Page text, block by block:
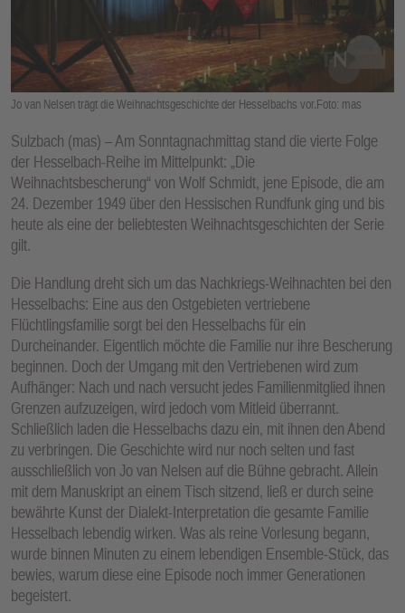
Jo van Nelsen trägt die Weihnachtsgeschichte der Hesselbachs vor.Foto: mas
Sulzbach (mas) – Am Sonntagnachmittag stand die vierte Folge
der Hesselbach-Reihe im Mittelpunkt: „Die
Weihnachtsbescherung“ von Wolf Schmidt, jene Episode, die am
24. Dezember 1949 über den Hessischen Rundfunk ging und bis
heute als eine der beliebtesten Weihnachtsgeschichten der Serie
gilt.
Die Handlung dreht sich um das Nachkriegs-Weihnachten bei den
Hesselbachs: Eine aus den Ostgebieten vertriebene
Flüchtlingsfamilie sorgt bei den Hesselbachs für ein
Durcheinander. Eigentlich möchte die Familie nur ihre Bescherung
beginnen. Doch der Umgang mit den Vertriebenen wird zum
Aufhänger: Nach und nach versucht jedes Familienmitglied ihnen
Grenzen aufzuzeigen, wird jedoch vom Mitleid überrannt.
Schließlich laden die Hesselbachs dazu ein, mit ihnen den Abend
zu verbringen. Die Geschichte wird nur noch selten und fast
ausschließlich von Jo van Nelsen auf die Bühne gebracht. Allein
mit dem Manuskript an einem Tisch sitzend, ließ er durch seine
bewährte Kunst der Dialekt-Interpretation die gesamte Familie
Hesselbach lebendig wirken. Was als reine Vorlesung begann,
wurde binnen Minuten zu einem lebendigen Ensemble-Stück, das
bewies, warum diese eine Episode noch immer Generationen
begeistert.
E
N